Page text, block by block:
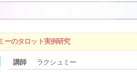
ーのタロット実例研究
講師
ラクシュミー